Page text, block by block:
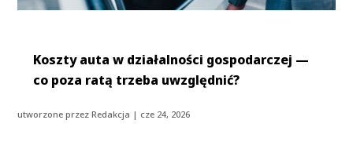
Koszty auta w działalności gospodarczej —
co poza ratą trzeba uwzględnić?
utworzone przezRedakcja | cze 24, 2026